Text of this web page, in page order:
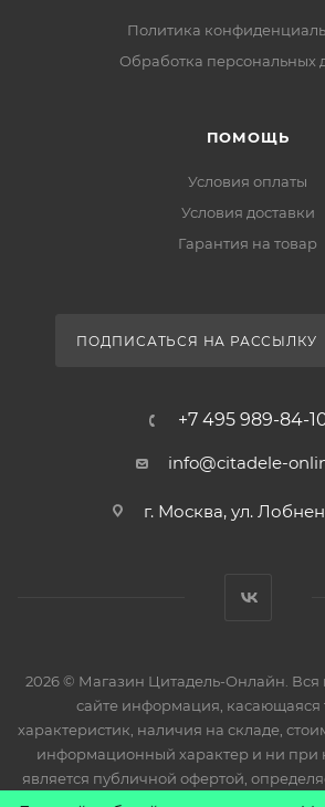
Политика
Обработка персональных
ПОМОЩЬ
Условия оплаты
Условия доставки
Гарантия на товар
ПОДПИСАТЬСЯ НА РАССЫЛКУ
+7 495 989-84-
info@citadele-
г. Москва, ул.
2026 © Магазин Цитадель-Онлайн. Вся
сайте информация, касающаяся
характеристик, наличия на складе,
информационный характер и ни при
является публичной офертой,
Статьи 437(2) Гражданского